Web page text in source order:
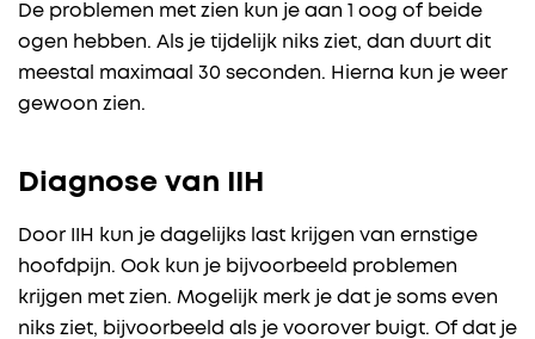
De problemen met zien kun je aan 1 oog of beide
ogen hebben. Als je tijdelijk niks ziet, dan duurt dit
meestal maximaal 30 seconden. Hierna kun je weer
gewoon zien.
Diagnose van IIH
Door IIH kun je dagelijks last krijgen van ernstige
hoofdpijn. Ook kun je bijvoorbeeld problemen
krijgen met zien. Mogelijk merk je dat je soms even
niks ziet, bijvoorbeeld als je voorover buigt. Of dat je